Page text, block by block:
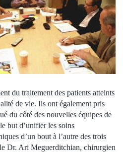
du traitement des patients atteints
de vie. Ils ont également pris
du côté des nouvelles équipes de
but d’unifier les soins
d’un bout à l’autre des trois
Dr. Ari Meguerditchian, chirurgien